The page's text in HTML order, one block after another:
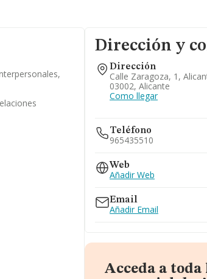
Dirección y
Dirección
Calle Zaragoza, 1,
03002, Alicante
Como llegar
Teléfono
965435510
Web
Añadir Web
Email
Añadir Email
Acceda a